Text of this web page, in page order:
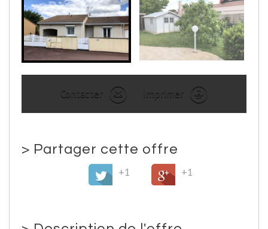
Contacter Imprimer
> Partager cette offre
+1
+1